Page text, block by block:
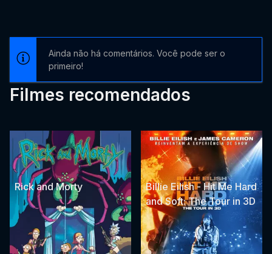
Ainda não há comentários. Você pode ser o
primeiro!
Filmes recomendados
Rick and Morty
Billie Eilish - Hit Me Hard
and Soft: The Tour in 3D